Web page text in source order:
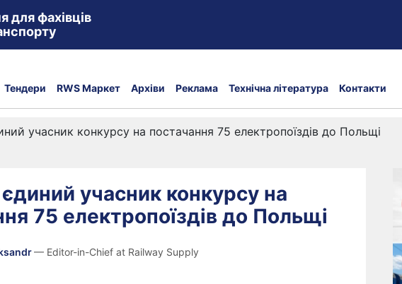
для фахівців
Тендери RWS Маркет Архіви Реклама Технічна література Контакти
учасник конкурсу на постачання 75 електропоїздів до Польщі
учасник конкурсу на
75 електропоїздів до Польщі
— Editor-in-Chief at Railway Supply